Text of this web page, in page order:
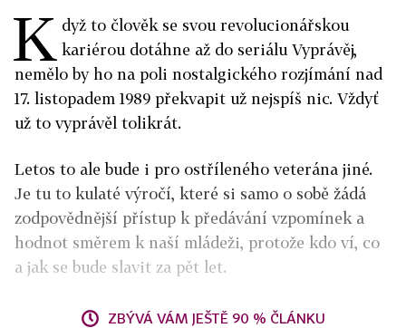
K dyž to člověk se svou revolucionářskou
kariérou dotáhne až do seriálu Vyprávěj,
nemělo by ho na poli nostalgického rozjímání nad
17. listopadem 1989 překvapit už nejspíš nic. Vždyť
už to vyprávěl tolikrát.
Letos to ale bude i pro ostříleného veterána jiné.
Je tu to kulaté výročí, které si samo o sobě žádá
zodpovědnější přístup k předávání vzpomínek a
hodnot směrem k naší mládeži, protože kdo ví, co
a jak se bude slavit za pět let.
ZBÝVÁ VÁM JEŠTĚ 90 % ČLÁNKU